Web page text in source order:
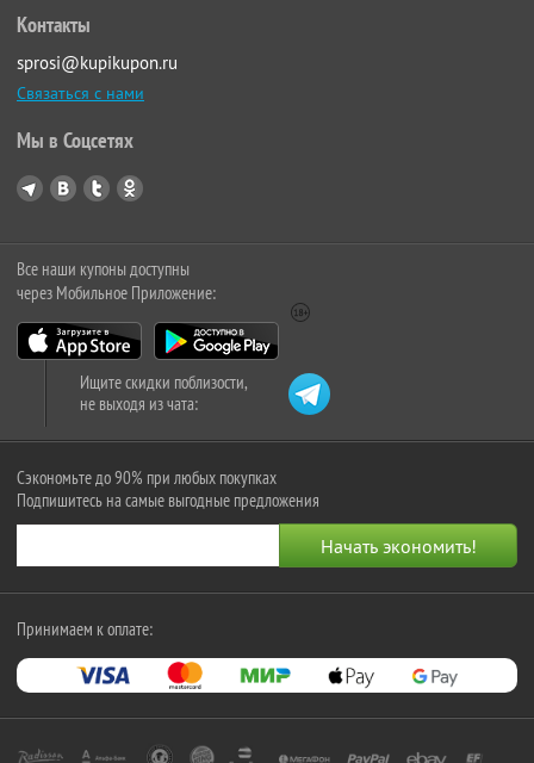
Контакты
sprosi@kupikupon.ru
Связаться с нами
Мы в Соцсетях
Все наши купоны доступны
через Мобильное Приложение:
Ищите скидки поблизости,
не выходя из чата:
Сэкономьте до 90% при любых покупках
Подпишитесь на самые выгодные предложения
Принимаем к оплате: